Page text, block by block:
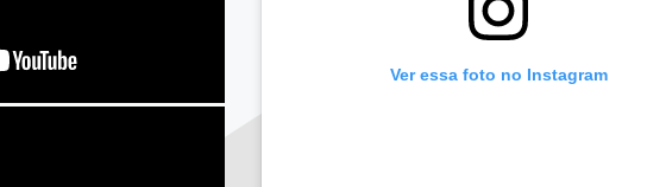
Ver essa foto no Instagram